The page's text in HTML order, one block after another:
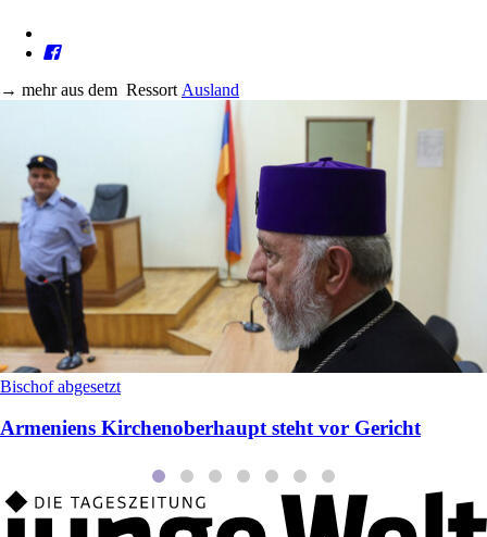
→ mehr aus dem Ressort Ausland
Bischof abgesetzt
Armeniens Kirchenoberhaupt steht vor Gericht